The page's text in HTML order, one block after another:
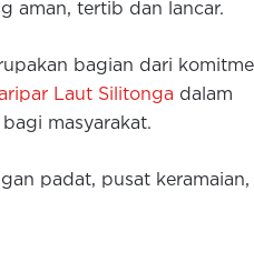
aman, tertib dan lancar.
bagian dari
Laut Silitonga dalam
masyarakat.
padat, pusat keramaian,